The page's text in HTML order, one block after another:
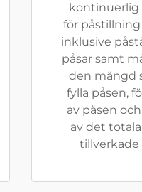
kontinuerlig
för påstillning
inklusive
påsar samt
den mängd
fylla påsen,
av påsen
av det
tillverkade